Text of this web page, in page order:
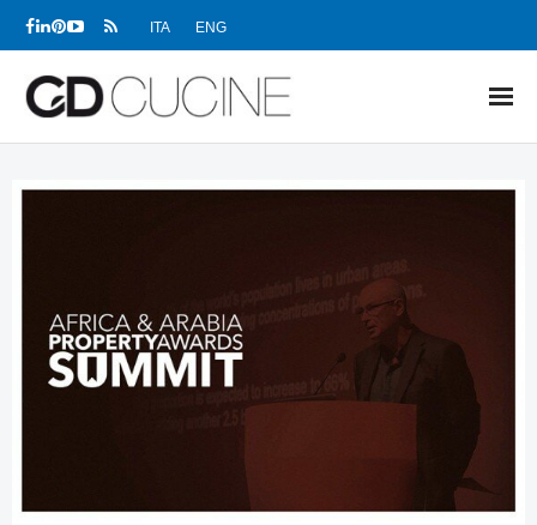
ITA ENG
SHOWROOM
RIVENDITORI